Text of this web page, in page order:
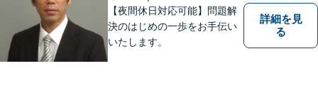
【夜間休日対応可能】問題解
決のはじめの一歩をお手伝い
いたします。
詳細を見
る